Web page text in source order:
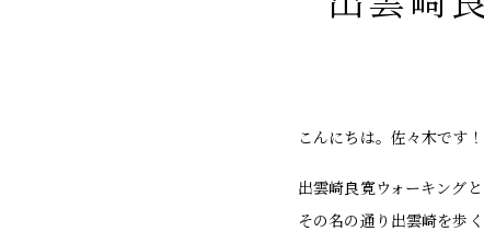
こんにちは。佐々木です！
出雲崎良寛ウォーキング
その名の通り出雲崎を歩く